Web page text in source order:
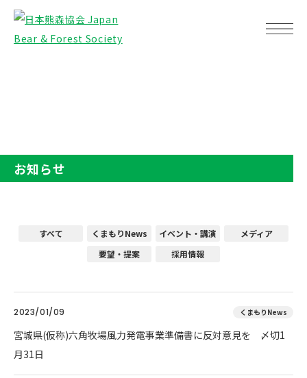
お知らせ
すべて くまもりNews イベント・講演
メディア
要望・提案
採用情報
2023/01/09 くまもりNews
宮城県(仮称)六角牧場風力発電事業準備書に反対意見を 〆切1
月31日